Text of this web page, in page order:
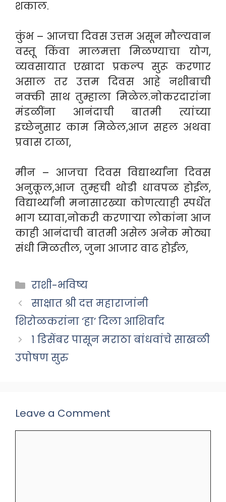
शकाल.
कुंभ – आजचा दिवस उत्तम असून मौल्यवान
वस्तू किंवा मालमत्ता मिळण्याचा योग,
व्यवसायात एखादा प्रकल्प सुरू करणार
असाल तर उत्तम दिवस आहे नशीबाची
नक्की साथ तुम्हाला मिळेल.नोकरदारांना
मंडळींना आनंदाची बातमी त्यांच्या
इच्छेनुसार काम मिळेल,आज सहल अथवा
प्रवास टाळा,
मीन – आजचा दिवस विद्यार्थ्यांना दिवस
अनुकूल,आज तुम्हची थोडी धावपळ होईल,
विद्यार्थ्यांनी मनासारख्या कोणत्याही स्पर्धेत
भाग घ्यावा,नोकरी करणाऱ्या लोकांना आज
काही आनंदाची बातमी असेल अनेक मोठ्या
संधी मिळतील, जुना आजार वाढ होईल,
Categories
राशी-भविष्य
साक्षात श्री दत्त महाराजांनी
शिरोळकरांना ‘हा’ दिला आशिर्वाद
१ डिसेंबर पासून मराठा बांधवांचे साखळी
उपोषण सुरु
Leave a Comment